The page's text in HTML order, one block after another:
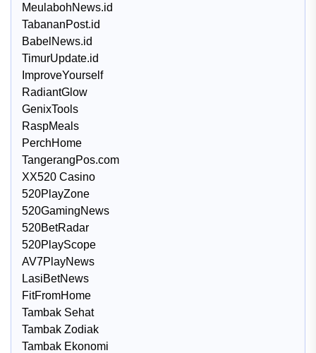
MeulabohNews.id
TabananPost.id
BabelNews.id
TimurUpdate.id
ImproveYourself
RadiantGlow
GenixTools
RaspMeals
PerchHome
TangerangPos.com
XX520 Casino
520PlayZone
520GamingNews
520BetRadar
520PlayScope
AV7PlayNews
LasiBetNews
FitFromHome
Tambak Sehat
Tambak Zodiak
Tambak Ekonomi